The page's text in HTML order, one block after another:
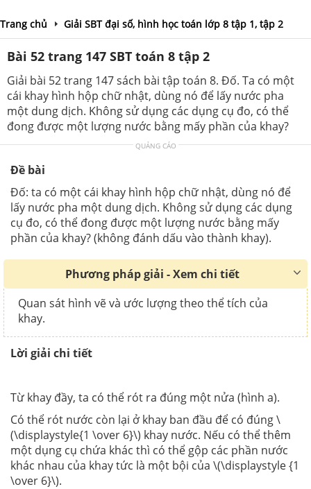
Trang chủ Giải SBT đại số, hình học toán lớp 8 tập 1, tập 2
Bài 52 trang 147 SBT toán 8 tập 2
Giải bài 52 trang 147 sách bài tập toán 8. Đố. Ta có một
cái khay hình hộp chữ nhật, dùng nó để lấy nước pha
một dung dịch. Không sử dụng các dụng cụ đo, có thể
đong được một lượng nước bằng mấy phần của khay?
QUẢNG CÁO
Đề bài
Đố: ta có một cái khay hình hộp chữ nhật, dùng nó để
lấy nước pha một dung dịch. Không sử dụng các dụng
cụ đo, có thể đong được một lượng nước bằng mấy
phần của khay? (không đánh dấu vào thành khay).
Phương pháp giải - Xem chi tiết
Quan sát hình vẽ và ước lượng theo thể tích của
khay.
Lời giải chi tiết
Từ khay đầy, ta có thể rót ra đúng một nửa (hình a).
Có thể rót nước còn lại ở khay ban đầu để có đúng \
(\displaystyle{1 \over 6}\) khay nước. Nếu có thể thêm
một dụng cụ chứa khác thì có thể gộp các phần nước
khác nhau của khay tức là một bội của \(\displaystyle {1
\over 6}\).